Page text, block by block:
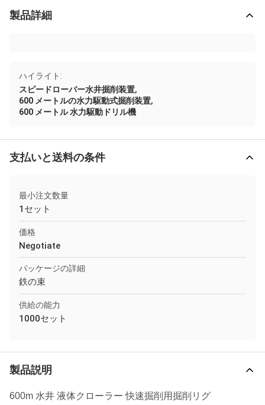
製品詳細
ハイライト:
スピードローバー水井掘削装置,
600 メートルの水力駆動式掘削装置,
600 メートル 水力駆動ドリル機
支払いと送料の条件
最小注文数量
1セット
価格
Negotiate
パッケージの詳細
鉄の束
供給の能力
1000セット
製品説明
600m 水井 液体クローラー 快速掘削用掘削リグ